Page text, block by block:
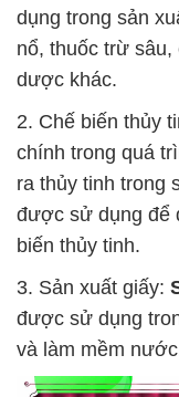
dụng trong sản
nổ, thuốc trừ
dược khác.
2. Chế biến thủy
chính trong quá
ra thủy tinh trong
được sử dụng để
biến thủy tinh.
3. Sản xuất giấy:
được sử dụng
và làm mềm